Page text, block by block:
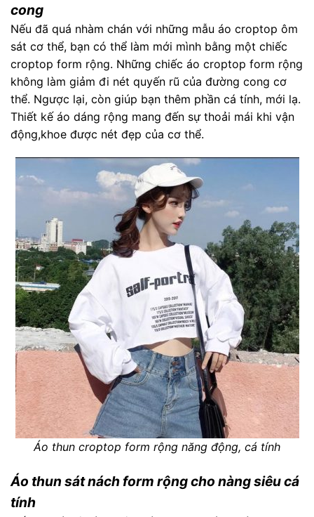
cong
Nếu đã quá nhàm chán với những mẫu áo croptop ôm
sát cơ thể, bạn có thể làm mới mình bằng một chiếc
croptop form rộng. Những chiếc áo croptop form rộng
không làm giảm đi nét quyến rũ của đường cong cơ
thể. Ngược lại, còn giúp bạn thêm phần cá tính, mới lạ.
Thiết kế áo dáng rộng mang đến sự thoải mái khi vận
động,khoe được nét đẹp của cơ thể.
Áo thun croptop form rộng năng động, cá tính
Áo thun sát nách form rộng cho nàng siêu cá
tính